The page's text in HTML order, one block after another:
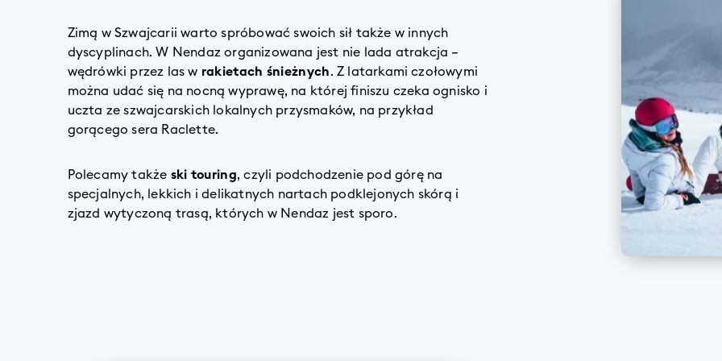
Zimą w Szwajcarii warto spróbować swoich sił także w innych
dyscyplinach. W Nendaz organizowana jest nie lada atrakcja –
wędrówki przez las w rakietach śnieżnych. Z latarkami czołowymi
można udać się na nocną wyprawę, na której finiszu czeka ognisko i
uczta ze szwajcarskich lokalnych przysmaków, na przykład
gorącego sera Raclette.
Polecamy także ski touring, czyli podchodzenie pod górę na
specjalnych, lekkich i delikatnych nartach podklejonych skórą i
zjazd wytyczoną trasą, których w Nendaz jest sporo.